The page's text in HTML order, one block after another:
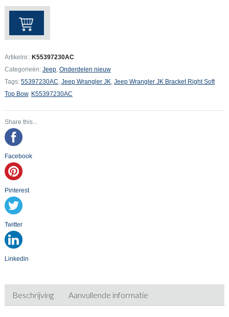
Jeep
Wrangler
JK
Bracket
Right
Top
Artikelnr.: K55397230AC
Categorieën: Jeep, Onderdelen nieuw
Tags: 55397230AC Jeep Wrangler JK Jeep Wrangler JK Bracket Right Soft
Top Bow, K55397230AC
Share this...
Facebook
Pinterest
Twitter
Linkedin
Beschrijving Aanvullende informatie